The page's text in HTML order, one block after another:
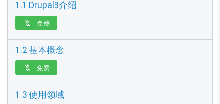
1.1 Drupal8介绍
 免费
1.2 基本概念
 免费
1.3 使用领域